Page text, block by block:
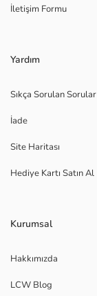
İletişim Formu
Yardım
Sıkça Sorulan Sorular
İade
Site Haritası
Hediye Kartı Satın Al
Kurumsal
Hakkımızda
LCW Blog